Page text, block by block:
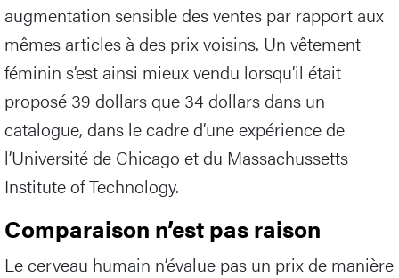
augmentation sensible des ventes par rapport aux
mêmes articles à des prix voisins. Un vêtement
féminin s’est ainsi mieux vendu lorsqu’il était
proposé 39 dollars que 34 dollars dans un
catalogue, dans le cadre d’une expérience de
l’Université de Chicago et du Massachussetts
Institute of Technology.
Comparaison n’est pas raison
Le cerveau humain n’évalue pas un prix de manière